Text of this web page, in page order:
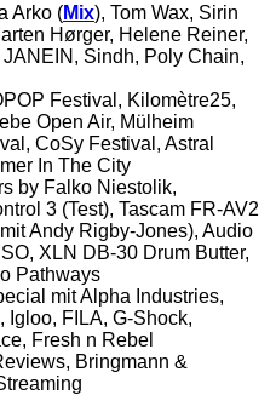
Arko (Mix), Tom Wax, Sirin
Hørger, Helene Reiner,
Sindh, Poly Chain,
Festival, Kilomètre25,
Open Air, Mülheim
CoSy Festival, Astral
In The City
by Falko Niestolik,
3 (Test), Tascam FR-AV2
Andy Rigby-Jones), Audio
XLN DB-30 Drum Butter,
Pathways
mit Alpha Industries,
Igloo, FILA, G-Shock,
Fresh n Rebel
Bringmann &